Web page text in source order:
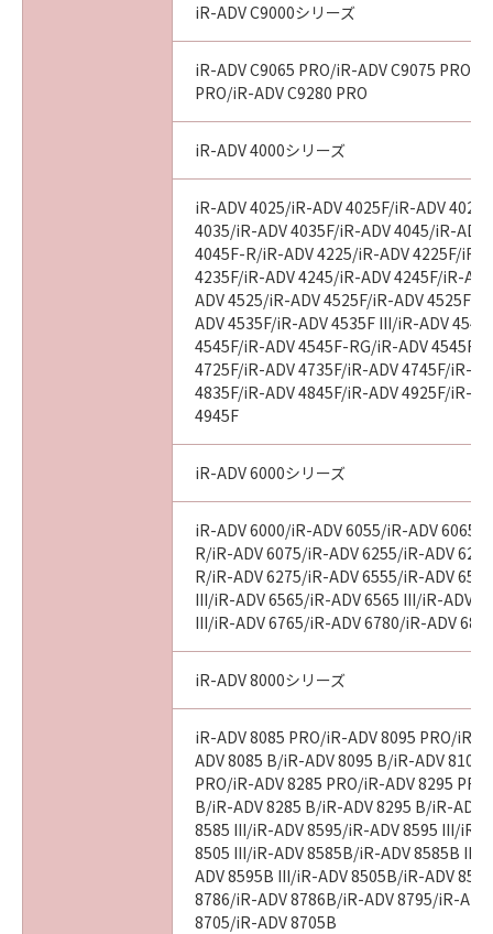
iR-ADV C9000シリーズ
iR-ADV C9065 PRO/iR-ADV C9075 PRO/
PRO/iR-ADV C9280 PRO
iR-ADV 4000シリーズ
iR-ADV 4025/iR-ADV 4025F/iR-ADV
4035/iR-ADV 4035F/iR-ADV 4045/iR-ADV
4045F-R/iR-ADV 4225/iR-ADV 4225F/iR-
4235F/iR-ADV 4245/iR-ADV 4245F/iR-
ADV 4525/iR-ADV 4525F/iR-ADV 4525F
ADV 4535F/iR-ADV 4535F III/iR-ADV
4545F/iR-ADV 4545F-RG/iR-ADV 4545F
4725F/iR-ADV 4735F/iR-ADV 4745F/iR-
4835F/iR-ADV 4845F/iR-ADV 4925F/iR-
4945F
iR-ADV 6000シリーズ
iR-ADV 6000/iR-ADV 6055/iR-ADV 6065/
R/iR-ADV 6075/iR-ADV 6255/iR-ADV
R/iR-ADV 6275/iR-ADV 6555/iR-ADV
III/iR-ADV 6565/iR-ADV 6565 III/iR-ADV
III/iR-ADV 6765/iR-ADV 6780/iR-ADV
iR-ADV 8000シリーズ
iR-ADV 8085 PRO/iR-ADV 8095 PRO/iR-
ADV 8085 B/iR-ADV 8095 B/iR-ADV 8105
PRO/iR-ADV 8285 PRO/iR-ADV 8295
B/iR-ADV 8285 B/iR-ADV 8295 B/iR-ADV
8585 III/iR-ADV 8595/iR-ADV 8595 III/iR-
8505 III/iR-ADV 8585B/iR-ADV 8585B III/
ADV 8595B III/iR-ADV 8505B/iR-ADV
8786/iR-ADV 8786B/iR-ADV 8795/iR-
8705/iR-ADV 8705B